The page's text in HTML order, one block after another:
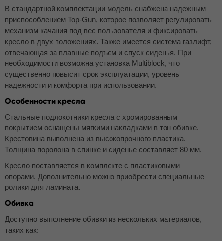
В стандартной комплектации модель снабжена надежным
приспособлением Top-Gun, которое позволяет регулировать
механизм качания под вес пользователя и фиксировать
кресло в двух положениях. Также имеется система газлифт,
отвечающая за плавные подъем и спуск сиденья. При
необходимости возможна установка Multiblock, что
существенно повысит срок эксплуатации, уровень
надежности и комфорта при использовании.
Особенности кресла
Стальные подлокотники кресла с хромированным
покрытием оснащены мягкими накладками в тон обивке.
Крестовина выполнена из высокопрочного пластика.
Толщина поролона в спинке и сиденье составляет 80 мм.
Кресло поставляется в комплекте с пластиковыми
опорами. Дополнительно можно приобрести специальные
ролики для ламината.
Обивка
Доступно выполнение обивки из нескольких материалов,
таких как: